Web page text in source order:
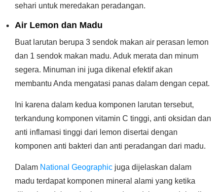
sehari untuk meredakan peradangan.
Air Lemon dan Madu
Buat larutan berupa 3 sendok makan air perasan lemon
dan 1 sendok makan madu. Aduk merata dan minum
segera. Minuman ini juga dikenal efektif akan
membantu Anda mengatasi panas dalam dengan cepat.
Ini karena dalam kedua komponen larutan tersebut,
terkandung komponen vitamin C tinggi, anti oksidan dan
anti inflamasi tinggi dari lemon disertai dengan
komponen anti bakteri dan anti peradangan dari madu.
Dalam National Geographic juga dijelaskan dalam
madu terdapat komponen mineral alami yang ketika